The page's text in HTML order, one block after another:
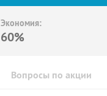
Экономия:
60%
Вопросы по акции